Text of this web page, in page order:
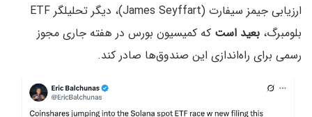
ارزیابی جیمز سیفارت (James Seyffart)، دیگر تحلیلگر ETF
بلومبرگ، بعید است که کمیسیون بورس در هفته جاری مجوز
رسمی برای راه‌اندازی این صندوق‌ها صادر کند.